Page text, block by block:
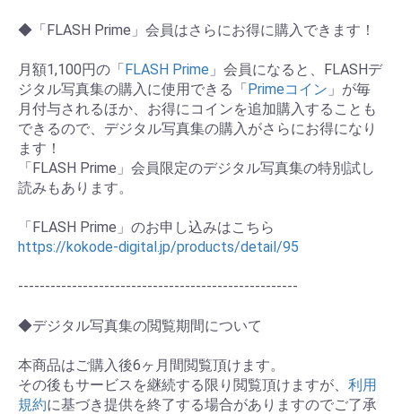
お買い物を続ける
◆「FLASH Prime」会員はさらにお得に購入できます！
月額1,100円の「FLASH Prime 」会員になると、FLASHデ
ジタル写真集の購入に使用できる「Primeコイン 」が毎
月付与されるほか、お得にコインを追加購入することも
できるので、デジタル写真集の購入がさらにお得になり
ます！
「FLASH Prime」会員限定のデジタル写真集の特別試し
読みもあります。
「FLASH Prime」のお申し込みはこちら
https://kokode-digital.jp/products/detail/95
----------------------------------------------------
◆デジタル写真集の閲覧期間について
本商品はご購入後6ヶ月間閲覧頂けます。
その後もサービスを継続する限り閲覧頂けますが、 利用
規約に基づき提供を終了する場合がありますのでご了承